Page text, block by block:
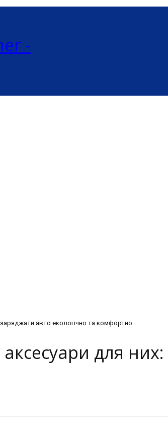
-
авто екологічно та комфортно
аксесуари для